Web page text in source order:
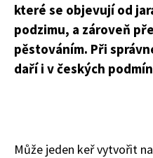
které se objevují od
podzimu, a zároveň
pěstováním. Při
daří i v českých
Může jeden keř vytvořit